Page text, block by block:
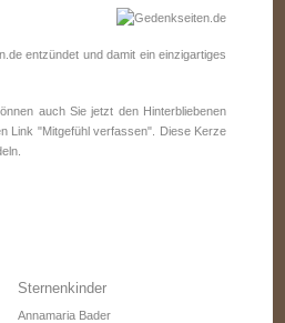
entzündet und damit ein einzigartiges
auch Sie jetzt den Hinterbliebenen
Link "Mitgefühl verfassen". Diese Kerze
Sternenkinder
Annamaria Bader